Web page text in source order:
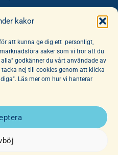
kakor
att kunna ge dig ett personligt,
saker som vi tror att du
godkänner du vårt användade av
nej till cookies genom att klicka
Läs mer om hur vi hanterar
Vi har dessutom ett stort utbud